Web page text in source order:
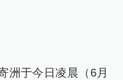
洲于今日凌晨（6月